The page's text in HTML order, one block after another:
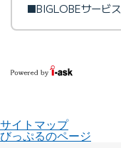
■BIGLOBEサービス
サイトマップ
びっぷるのページ